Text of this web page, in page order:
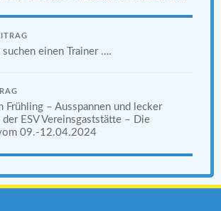
suchen einen Trainer ….
Frühling – Ausspannen und lecker
ESV Vereinsgaststätte – Die
09.-12.04.2024